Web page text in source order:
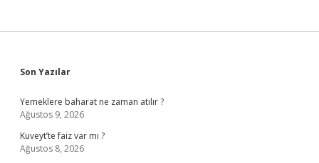
Sidebar
Son Yazılar
Yemeklere baharat ne zaman atılır ?
Ağustos 9, 2026
Kuveyt’te faiz var mı ?
Ağustos 8, 2026